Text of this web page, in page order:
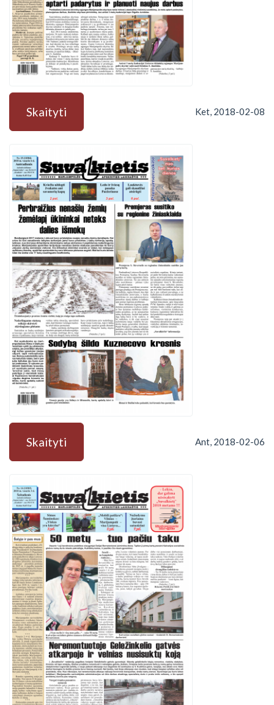
Skaityti Ket, 2018-02-08
Skaityti Ant, 2018-02-06